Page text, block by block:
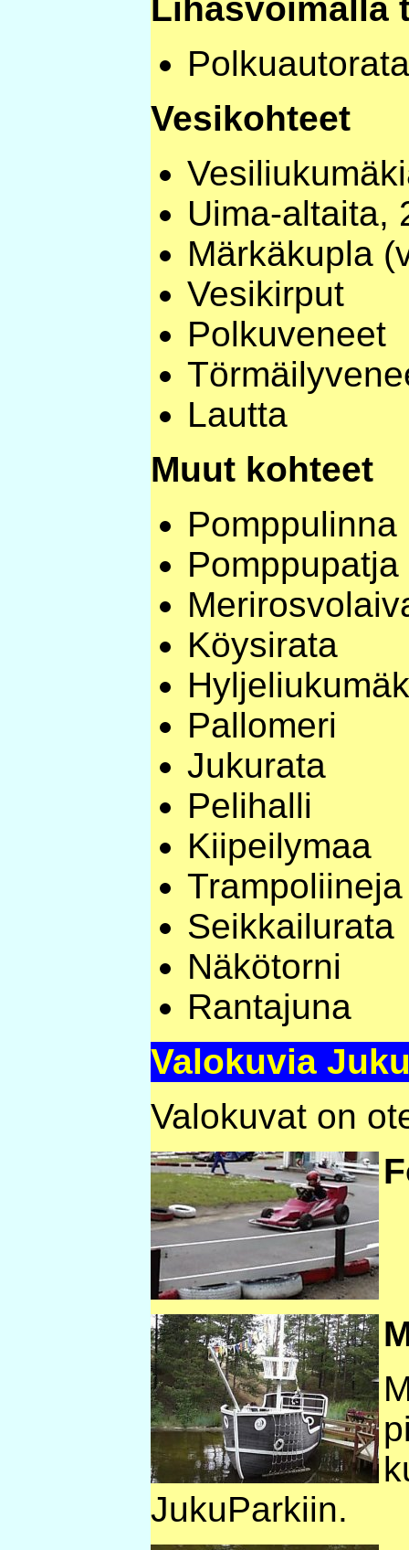
Lihasvoimalla
Polkuautorata
Vesikohteet
Uima-altaita,
Märkäkupla
Vesikirput
Polkuveneet
Lautta
Muut kohteet
Pomppulinna
Köysirata
Pallomeri
Jukurata
Pelihalli
Kiipeilymaa
Trampoliineja
Seikkailurata
Näkötorni
Rantajuna
Valokuvia
Valokuvat on
JukuParkiin.